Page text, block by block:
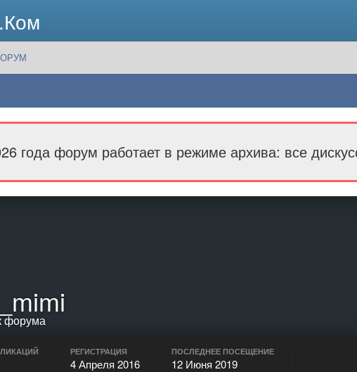
года форум работает в режиме архива: все
форума
РЕГИСТРАЦИЯ
4 Апреля 2016
ПОСЛЕДНЕЕ ПОСЕЩЕНИЕ
12 Июня 2019